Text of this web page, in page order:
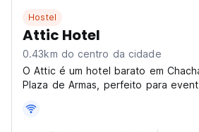
Hostel
Attic Hotel
0.43km do centro da cidade
O Attic é um hotel barato em
Plaza de Armas, perfeito para
econômicos em Chachapoyas.